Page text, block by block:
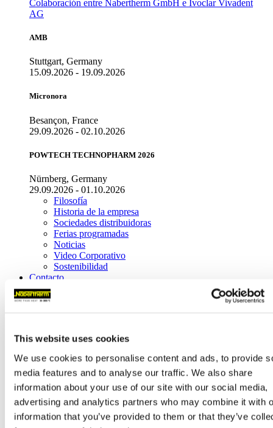
This website uses cookies
We use cookies to personalise content and ads, to provide
media features and to analyse our traffic. We also share
information about your use of our site with our social media,
advertising and analytics partners who may combine it with
information that you’ve provided to them or that they’ve
Colaboración entre Nabertherm GmbH e Ivoclar Vivadent
AG
AMB
Stuttgart, Germany
15.09.2026 - 19.09.2026
Micronora
Besançon, France
29.09.2026 - 02.10.2026
POWTECH TECHNOPHARM 2026
Nürnberg, Germany
29.09.2026 - 01.10.2026
Filosofía
Historia de la empresa
Sociedades distribuidoras
Ferias programadas
Noticias
Video Corporativo
Sostenibilidad
Contacto
Oficina Central
Nabertherm GmbH
contact@nabertherm.de
Dirección de entrega/recogida
Dr.-Sasse-Straße 31,
28865 Lilienthal (Germany)
Distribución a escala mundial